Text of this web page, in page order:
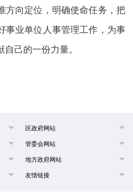
方向定位，明确使命任务，把
事业单位人事管理工作，为事
己的一份力量。
区政府网站
管委会网站
地方政府网站
友情链接